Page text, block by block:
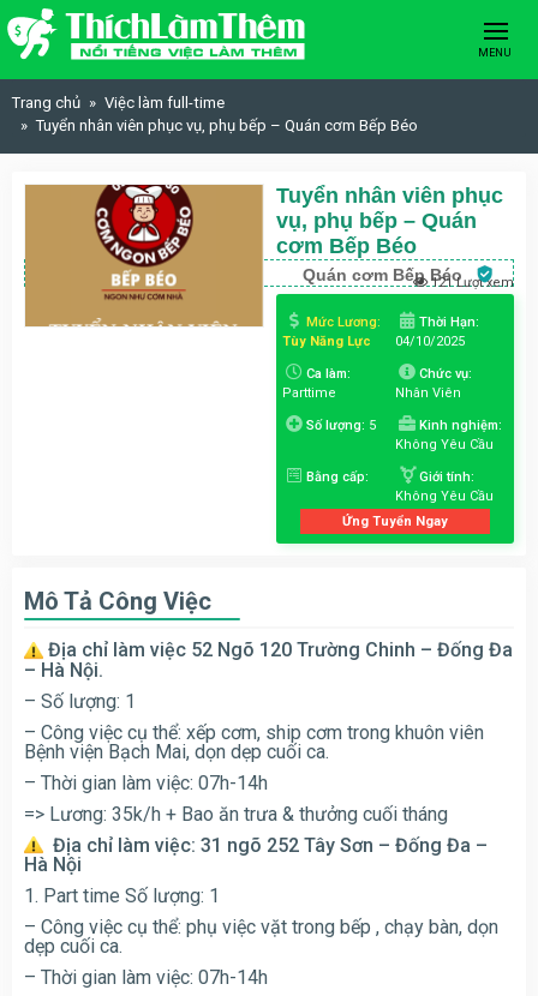
Skip to content
MENU
Trang chủ
Việc làm full-time
Tuyển nhân viên phục vụ, phụ bếp – Quán cơm Bếp Béo
Tuyển nhân viên phục
vụ, phụ bếp – Quán
cơm Bếp Béo
Quán cơm Bếp Béo121 Lượt xem
Mức Lương:
Tùy Năng Lực
Thời Hạn:
04/10/2025
Ca làm:
Parttime
Chức vụ:
Nhân Viên
Số lượng: 5
Kinh nghiệm:
Không Yêu Cầu
Bằng cấp:
Giới tính:
Không Yêu Cầu
Ứng Tuyển Ngay
Mô Tả Công Việc
Địa chỉ làm việc 52 Ngõ 120 Trường Chinh – Đống Đa
– Hà Nội.
– Số lượng: 1
– Công việc cụ thể: xếp cơm, ship cơm trong khuôn viên
Bệnh viện Bạch Mai, dọn dẹp cuối ca.
– Thời gian làm việc: 07h-14h
=> Lương: 35k/h + Bao ăn trưa & thưởng cuối tháng
Địa chỉ làm việc: 31 ngõ 252 Tây Sơn – Đống Đa –
Hà Nội
1. Part time Số lượng: 1
– Công việc cụ thể: phụ việc vặt trong bếp , chạy bàn, dọn
dẹp cuối ca.
– Thời gian làm việc: 07h-14h